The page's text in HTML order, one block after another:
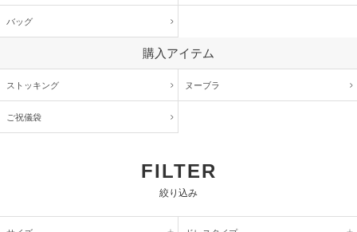
バッグ
購入アイテム
ストッキング ヌーブラ
ご祝儀袋
FILTER
絞り込み